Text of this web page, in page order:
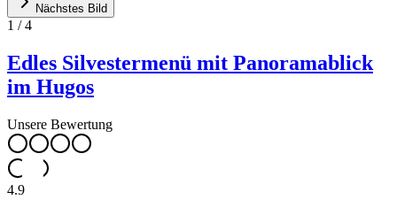
Nächstes Bild
1 /4
Edles Silvestermenü mit Panoramablick
im Hugos
Unsere Bewertung
4.9